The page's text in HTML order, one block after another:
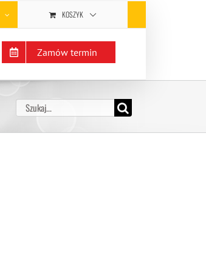
KOSZYK
Zamów termin
Szukaj